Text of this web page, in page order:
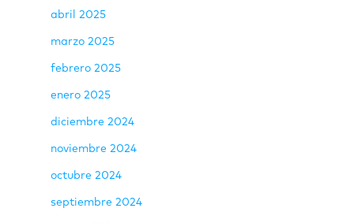
abril 2025
marzo 2025
febrero 2025
enero 2025
diciembre 2024
noviembre 2024
octubre 2024
septiembre 2024